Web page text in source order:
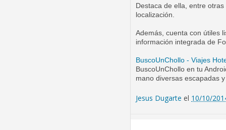
Destaca de ella, entre
localización.
Además, cuenta con útiles
información integrada de
BuscoUnChollo - Viajes
BuscoUnChollo en tu
mano diversas escapadas
Jesus Dugarte el 10/10/